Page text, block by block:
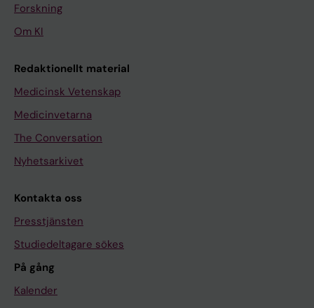
Forskning
Om KI
Redaktionellt material
Medicinsk Vetenskap
Medicinvetarna
The Conversation
Nyhetsarkivet
Kontakta oss
Presstjänsten
Studiedeltagare sökes
På gång
Kalender